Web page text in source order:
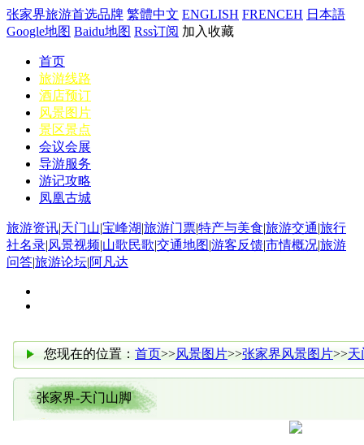
张家界旅游首选品牌 繁體中文 ENGLISH FRENCEH 日本語
Google地图 Baidu地图 Rss订阅 加入收藏
首页
旅游线路
酒店预订
风景图片
景区景点
会议会展
导游服务
游记攻略
凤凰古城
旅游资讯|天门山|宝峰湖|旅游门票|特产与美食|旅游交通|旅行
社名录|风景视频|山歌民歌|交通地图|游客反馈|市情概况|旅游
问答|旅游论坛|阿凡达
您现在的位置： 首页>>风景图片>>张家界风景图片>>天
张家界-天门山脚